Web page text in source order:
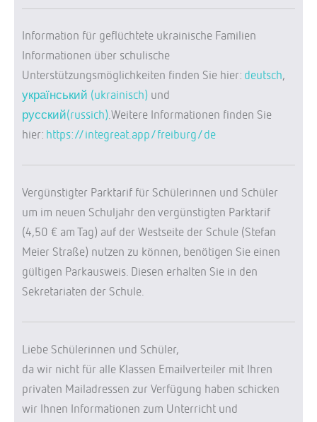
Information für geflüchtete ukrainische Familien
Informationen über schulische
Unterstützungsmöglichkeiten finden Sie hier: deutsch,
український (ukrainisch) und
русский(russich).Weitere Informationen finden Sie
hier: https://integreat.app/freiburg/de
Vergünstigter Parktarif für Schülerinnen und Schüler
um im neuen Schuljahr den vergünstigten Parktarif
(4,50 € am Tag) auf der Westseite der Schule (Stefan
Meier Straße) nutzen zu können, benötigen Sie einen
gültigen Parkausweis. Diesen erhalten Sie in den
Sekretariaten der Schule.
Liebe Schülerinnen und Schüler,
da wir nicht für alle Klassen Emailverteiler mit Ihren
privaten Mailadressen zur Verfügung haben schicken
wir Ihnen Informationen zum Unterricht und